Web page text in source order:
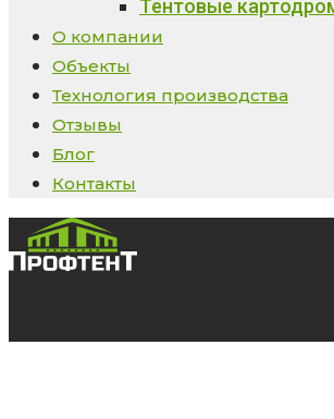
Тентовые
О компании
Объекты
Технология производства
Отзывы
Блог
Контакты